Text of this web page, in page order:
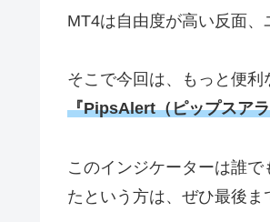
MT4は自由度が高い反面、
そこで今回は、もっと便利
『PipsAlert（ピップスア
このインジケーターは誰
たという方は、ぜひ最後ま